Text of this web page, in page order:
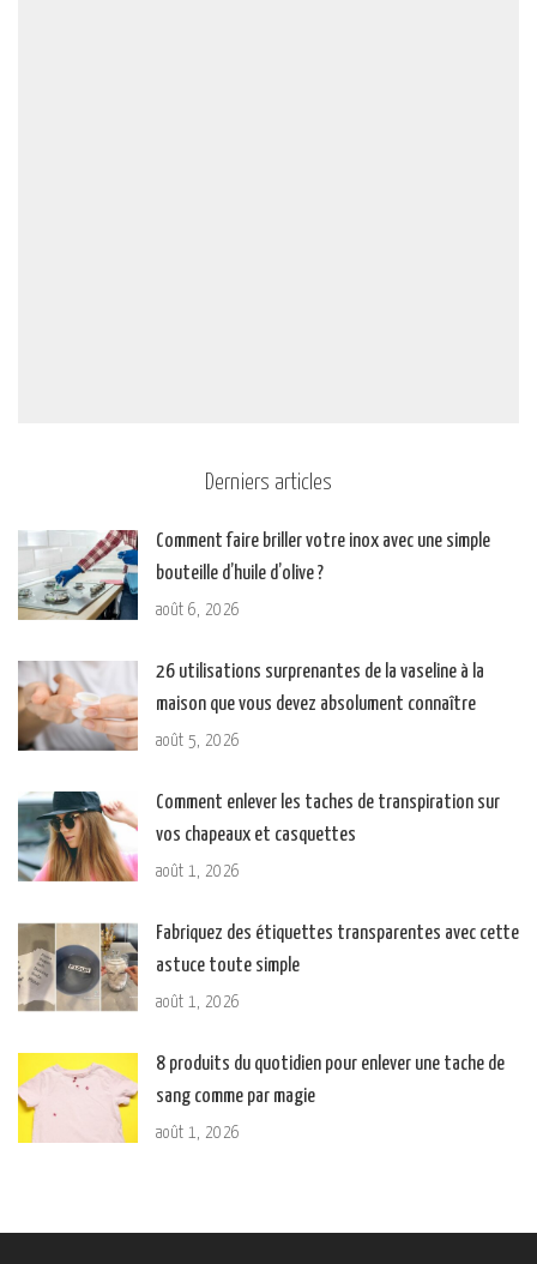
Derniers articles
Comment faire briller votre inox avec une simple
bouteille d’huile d’olive ?
août 6, 2026
26 utilisations surprenantes de la vaseline à la
maison que vous devez absolument connaître
août 5, 2026
Comment enlever les taches de transpiration sur
vos chapeaux et casquettes
août 1, 2026
Fabriquez des étiquettes transparentes avec cette
astuce toute simple
août 1, 2026
8 produits du quotidien pour enlever une tache de
sang comme par magie
août 1, 2026